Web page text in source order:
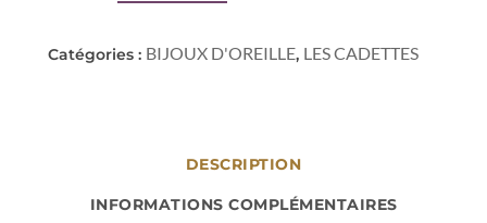
Catégories : BIJOUX D'OREILLE, LES CADETTES
DESCRIPTION
INFORMATIONS COMPLÉMENTAIRES